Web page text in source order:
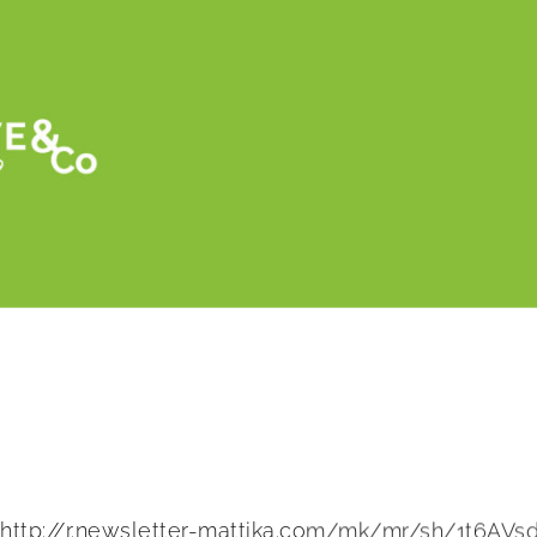
Les pépinières Angiers présentent leur
http://r.newsletter-mattika.com/mk/mr/sh/